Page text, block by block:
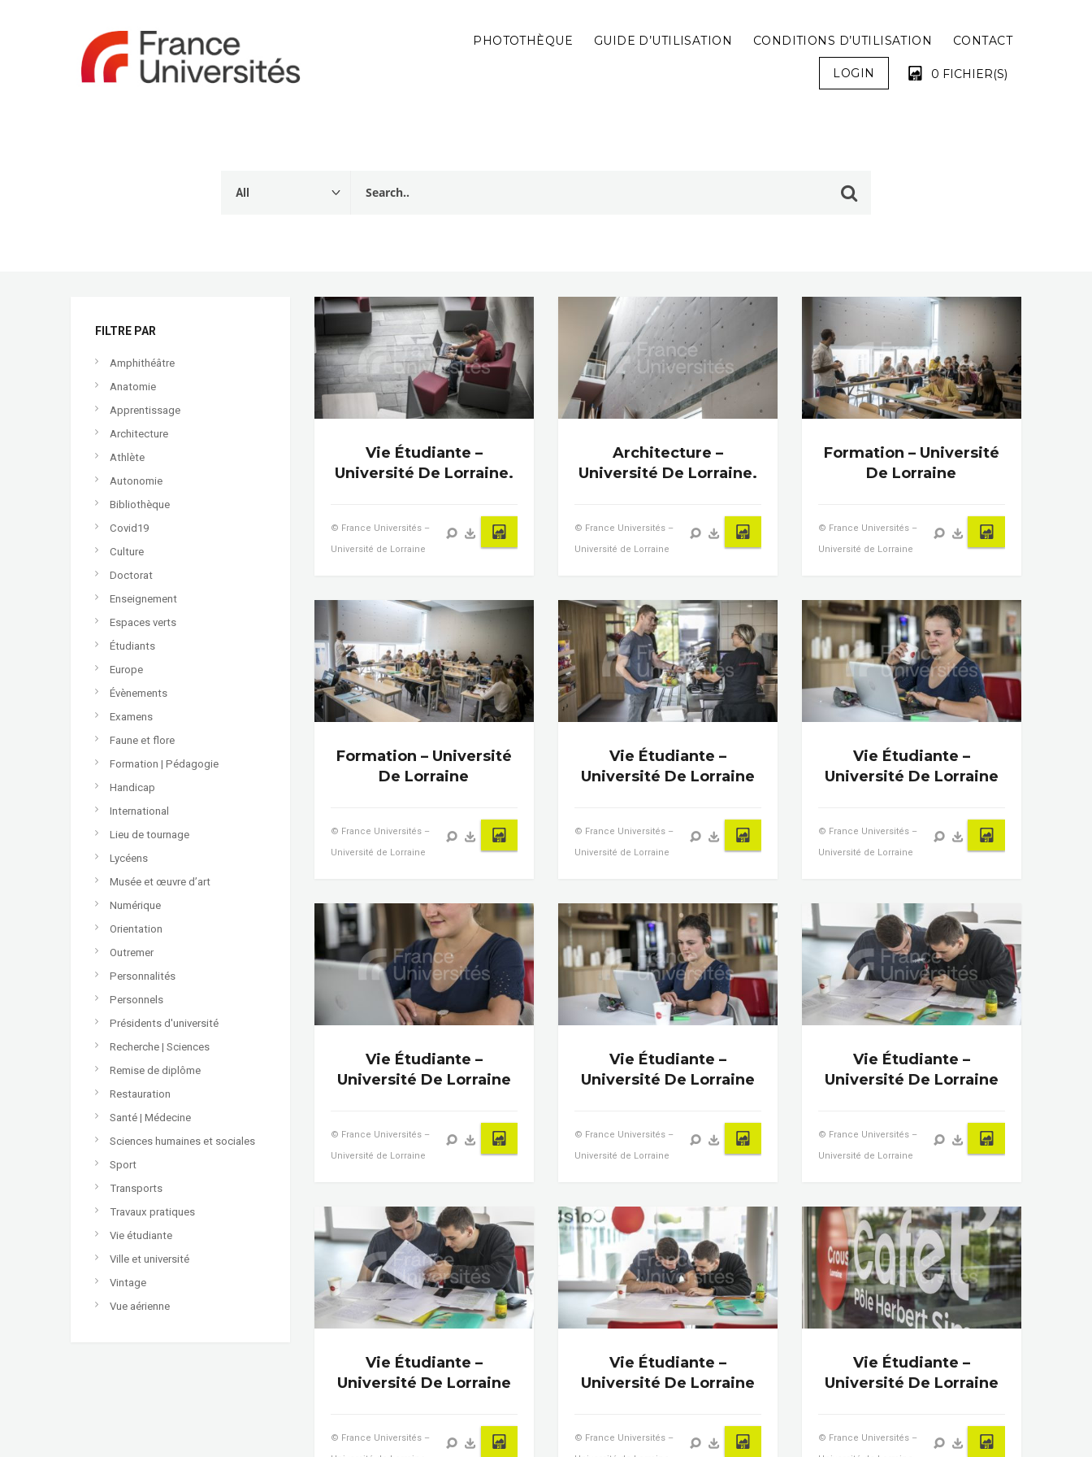
PHOTOTHÈQUE GUIDE D’UTILISATION CONDITIONS D’UTILISATION CONTACT
LOGIN 0 FICHIER(S)
FILTRE PAR
Amphithéâtre
Anatomie
Apprentissage
Architecture
Athlète
Autonomie
Bibliothèque
Covid19
Culture
Doctorat
Enseignement
Espaces verts
Étudiants
Europe
Évènements
Examens
Faune et flore
Formation | Pédagogie
Handicap
International
Lieu de tournage
Lycéens
Musée et œuvre d’art
Numérique
Orientation
Outremer
Personnalités
Personnels
Présidents d'université
Recherche | Sciences
Remise de diplôme
Restauration
Santé | Médecine
Sciences humaines et sociales
Sport
Transports
Travaux pratiques
Vie étudiante
Ville et université
Vintage
Vue aérienne
Vie Étudiante –
Université De Lorraine.
© France Universités –
Université de Lorraine
Architecture –
Université De Lorraine.
© France Universités –
Université de Lorraine
Formation – Université
De Lorraine
© France Universités –
Université de Lorraine
Formation – Université
De Lorraine
© France Universités –
Université de Lorraine
Vie Étudiante –
Université De Lorraine
© France Universités –
Université de Lorraine
Vie Étudiante –
Université De Lorraine
© France Universités –
Université de Lorraine
Vie Étudiante –
Université De Lorraine
© France Universités –
Université de Lorraine
Vie Étudiante –
Université De Lorraine
© France Universités –
Université de Lorraine
Vie Étudiante –
Université De Lorraine
© France Universités –
Université de Lorraine
Vie Étudiante –
Université De Lorraine
© France Universités –
Vie Étudiante –
Université De Lorraine
© France Universités –
Vie Étudiante –
Université De Lorraine
© France Universités –